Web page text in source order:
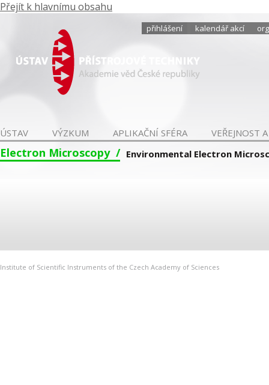
Přejít k hlavnímu obsahu
přihlášení kalendář akcí
ÚSTAV VÝZKUM APLIKAČNÍ SFÉRA VEŘEJNOST
Electron Microscopy Environmental Electron
Institute of Scientific Instruments of the Czech Academy of Sciences